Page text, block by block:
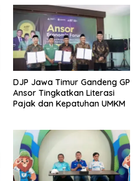
DJP Jawa Timur Gandeng GP
Ansor Tingkatkan Literasi
Pajak dan Kepatuhan UMKM